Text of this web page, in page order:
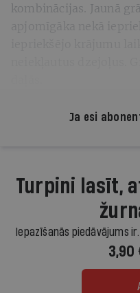
kombinācijas. Jaunā
Ja esi
Turpini lasīt,
Iepazīšanās piedāvājums